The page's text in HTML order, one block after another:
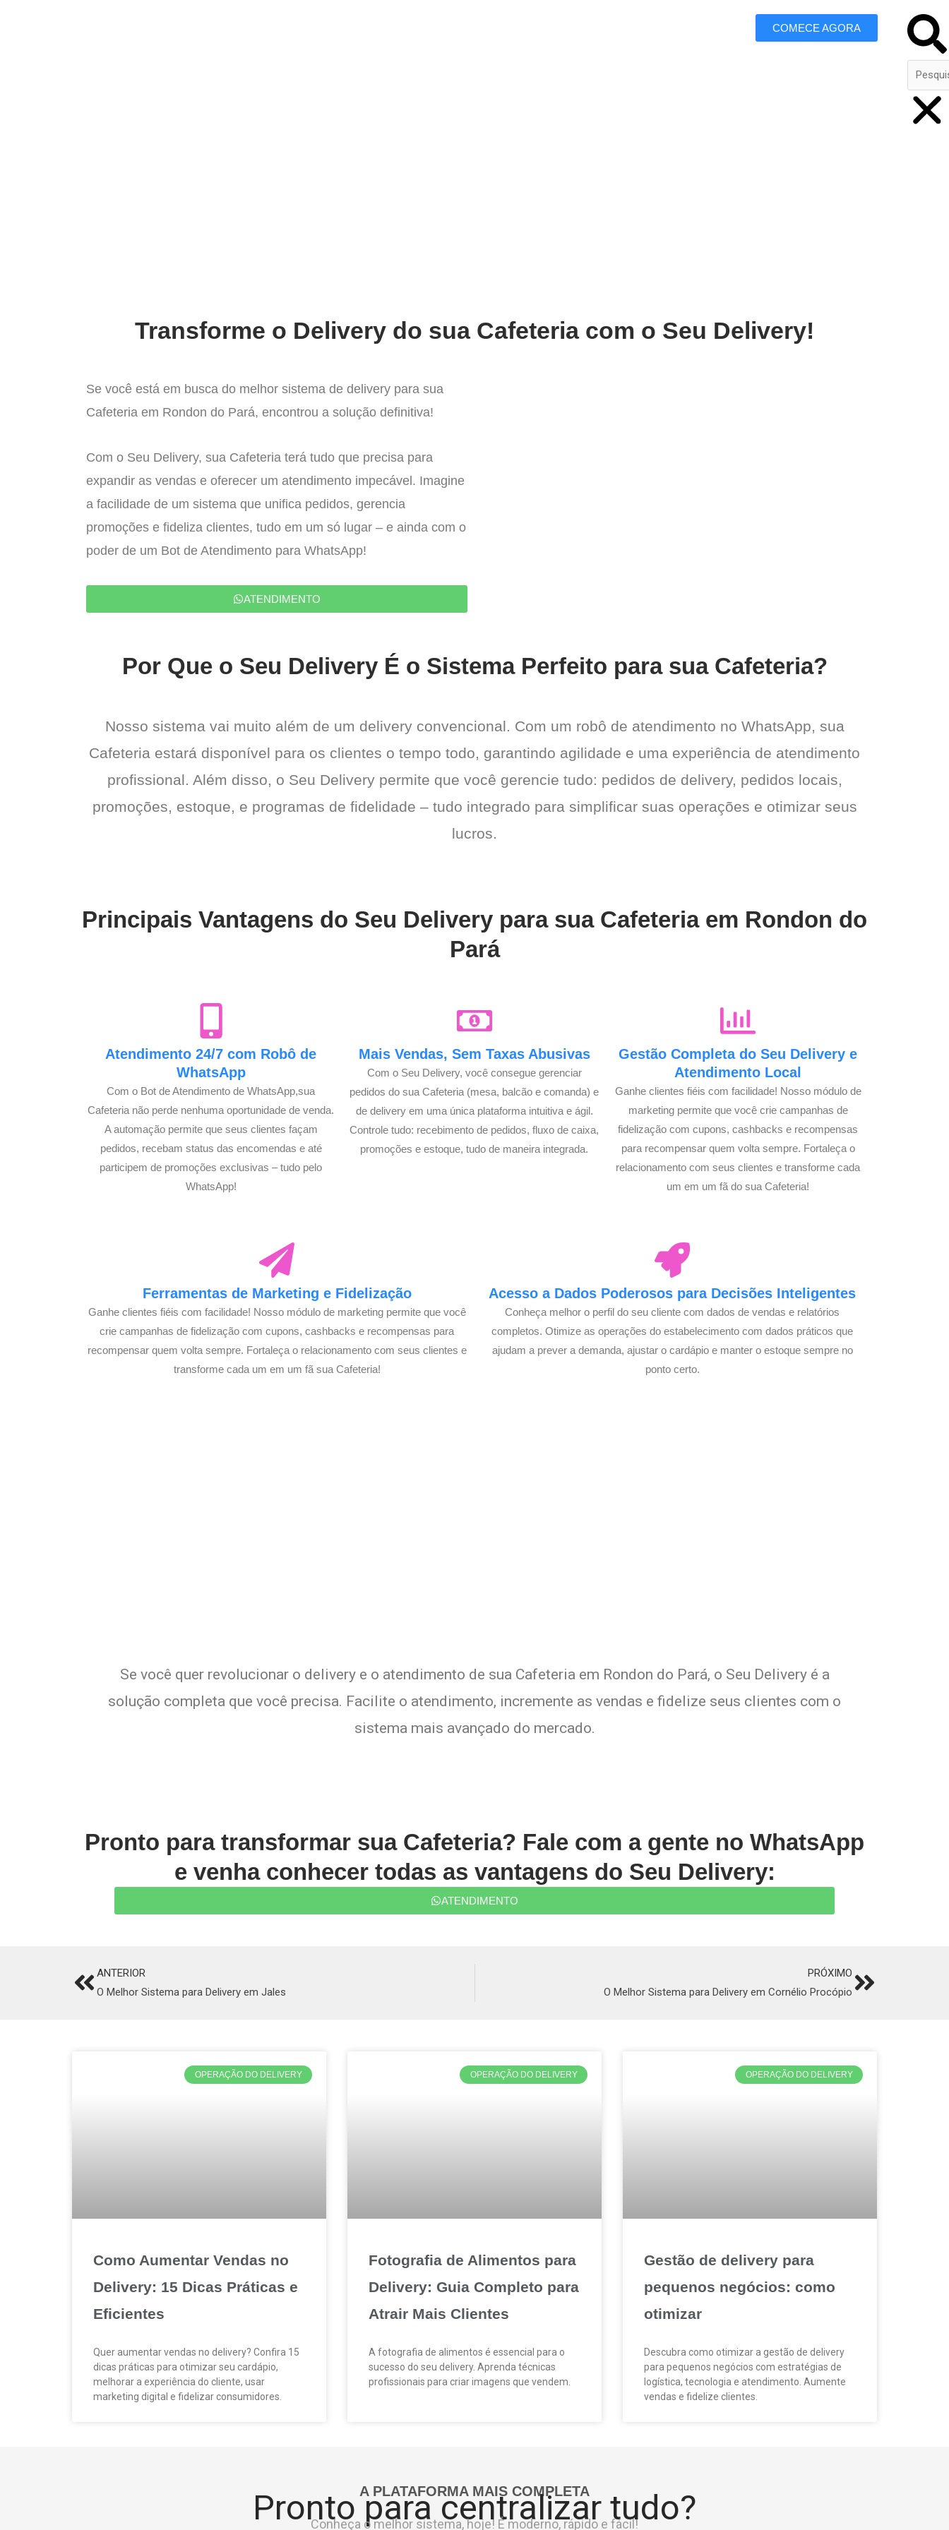
COMECE AGORA Search
Transforme o Delivery do sua Cafeteria com o Seu Delivery!
Se você está em busca do melhor sistema de delivery para sua
Cafeteria em Rondon do Pará, encontrou a solução definitiva!
Com o Seu Delivery, sua Cafeteria terá tudo que precisa para
expandir as vendas e oferecer um atendimento impecável. Imagine
a facilidade de um sistema que unifica pedidos, gerencia
promoções e fideliza clientes, tudo em um só lugar – e ainda com o
poder de um Bot de Atendimento para WhatsApp!
ATENDIMENTO
Por Que o Seu Delivery É o Sistema Perfeito para sua Cafeteria?
Nosso sistema vai muito além de um delivery convencional. Com um robô de atendimento no WhatsApp, sua
Cafeteria estará disponível para os clientes o tempo todo, garantindo agilidade e uma experiência de atendimento
profissional. Além disso, o Seu Delivery permite que você gerencie tudo: pedidos de delivery, pedidos locais,
promoções, estoque, e programas de fidelidade – tudo integrado para simplificar suas operações e otimizar seus
lucros.
Principais Vantagens do Seu Delivery para sua Cafeteria em Rondon do
Pará
Atendimento 24/7 com Robô de
WhatsApp
Com o Bot de Atendimento de WhatsApp,sua
Cafeteria não perde nenhuma oportunidade de venda.
A automação permite que seus clientes façam
pedidos, recebam status das encomendas e até
participem de promoções exclusivas – tudo pelo
WhatsApp!
Mais Vendas, Sem Taxas Abusivas
Com o Seu Delivery, você consegue gerenciar
pedidos do sua Cafeteria (mesa, balcão e comanda) e
de delivery em uma única plataforma intuitiva e ágil.
Controle tudo: recebimento de pedidos, fluxo de caixa,
promoções e estoque, tudo de maneira integrada.
Gestão Completa do Seu Delivery e
Atendimento Local
Ganhe clientes fiéis com facilidade! Nosso módulo de
marketing permite que você crie campanhas de
fidelização com cupons, cashbacks e recompensas
para recompensar quem volta sempre. Fortaleça o
relacionamento com seus clientes e transforme cada
um em um fã do sua Cafeteria!
Ferramentas de Marketing e Fidelização
Ganhe clientes fiéis com facilidade! Nosso módulo de marketing permite que você
crie campanhas de fidelização com cupons, cashbacks e recompensas para
recompensar quem volta sempre. Fortaleça o relacionamento com seus clientes e
transforme cada um em um fã sua Cafeteria!
Acesso a Dados Poderosos para Decisões Inteligentes
Conheça melhor o perfil do seu cliente com dados de vendas e relatórios
completos. Otimize as operações do estabelecimento com dados práticos que
ajudam a prever a demanda, ajustar o cardápio e manter o estoque sempre no
ponto certo.
Se você quer revolucionar o delivery e o atendimento de sua Cafeteria em Rondon do Pará, o Seu Delivery é a
solução completa que você precisa. Facilite o atendimento, incremente as vendas e fidelize seus clientes com o
sistema mais avançado do mercado.
Pronto para transformar sua Cafeteria? Fale com a gente no WhatsApp
e venha conhecer todas as vantagens do Seu Delivery:
ATENDIMENTO
PrevANTERIOR
O Melhor Sistema para Delivery em Jales
PRÓXIMO
O Melhor Sistema para Delivery em Cornélio Procópio Next
OPERAÇÃO DO DELIVERY
Como Aumentar Vendas no
Delivery: 15 Dicas Práticas e
Eficientes
Quer aumentar vendas no delivery? Confira 15
dicas práticas para otimizar seu cardápio,
melhorar a experiência do cliente, usar
marketing digital e fidelizar consumidores.
OPERAÇÃO DO DELIVERY
Fotografia de Alimentos para
Delivery: Guia Completo para
Atrair Mais Clientes
A fotografia de alimentos é essencial para o
sucesso do seu delivery. Aprenda técnicas
profissionais para criar imagens que vendem.
OPERAÇÃO DO DELIVERY
Gestão de delivery para
pequenos negócios: como
otimizar
Descubra como otimizar a gestão de delivery
para pequenos negócios com estratégias de
logística, tecnologia e atendimento. Aumente
vendas e fidelize clientes.
A PLATAFORMA MAIS COMPLETA
Pronto para centralizar tudo?
Conheça o melhor sistema, hoje! É moderno, rápido e fácil!